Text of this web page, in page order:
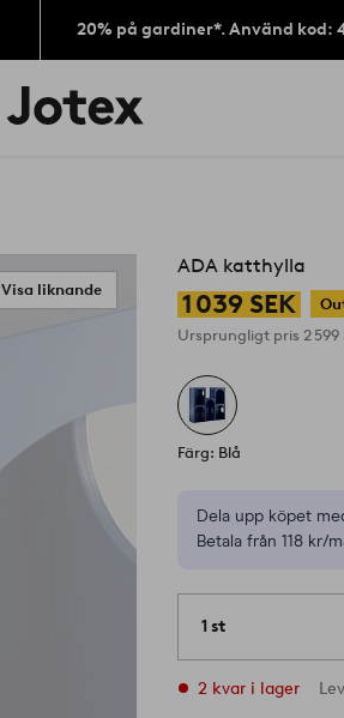
20% på gardiner*. Använd kod:
Jotex
logotyp
Visa liknande
ADA katthylla
1 039 SEK
Ursprungligt pris 2 599
Färg: Blå
Dela upp köpet
Betala från 118 kr/
1 st
2 kvar i lager